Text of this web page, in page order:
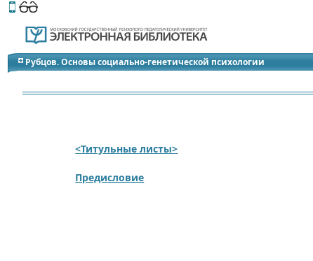
Этот сайт поддерживает
Рубцов. Основы социально-генетической психологии
<Титульные листы>
Предисловие